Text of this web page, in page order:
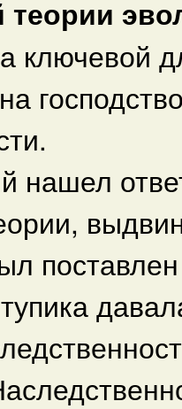
теории
ключевой
нашел
поставлен